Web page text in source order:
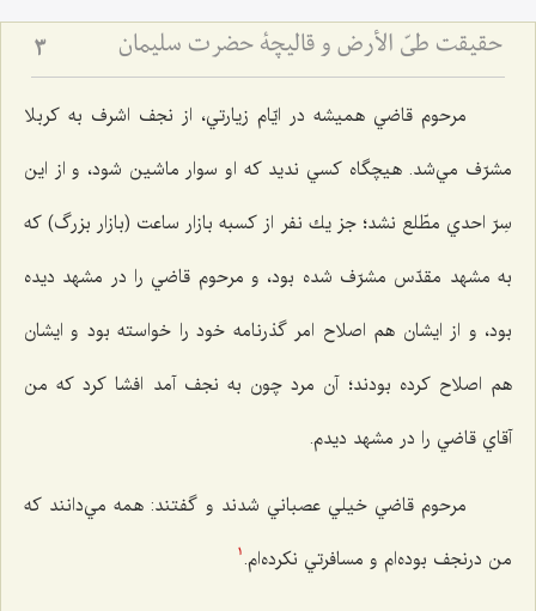
حقيقت طيّ الأرض و قاليچة حضرت سليمان 3
مرحوم قاضي هميشه در ايّام زيارتي، از نجف اشرف به كربلا
مشرّف مي‌شد. هيچگاه كسي نديد كه او سوار ماشين شود، و از اين
سِرّ احدي مطّلع نشد؛ جز يك نفر از كسبه بازار ساعت (بازار بزرگ) كه
به مشهد مقدّس مشرّف شده بود، و مرحوم قاضي را در مشهد ديده
بود، و از ايشان هم اصلاح امر گذرنامه خود را خواسته بود و ايشان
هم اصلاح كرده بودند؛ آن مرد چون به نجف آمد افشا كرد كه من
آقاي قاضي را در مشهد ديدم.
مرحوم قاضي خيلي عصباني شدند و گفتند: همه مي‌دانند كه
من درنجف بوده‌ام و مسافرتي نكرده‌ام. 1